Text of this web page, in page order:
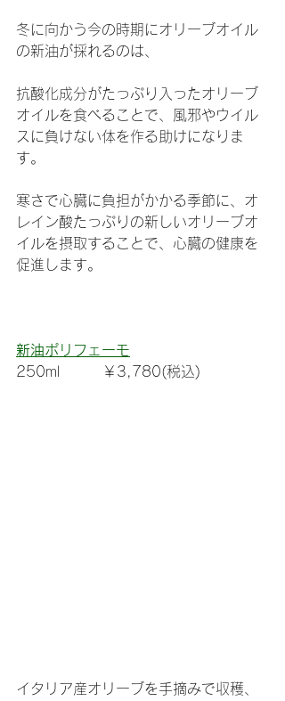
冬に向かう今の時期にオリーブオイル
の新油が採れるのは、
抗酸化成分がたっぷり入ったオリーブ
オイルを食べることで、風邪やウイル
スに負けない体を作る助けになりま
す。
寒さで心臓に負担がかかる季節に、オ
レイン酸たっぷりの新しいオリーブオ
イルを摂取することで、心臓の健康を
促進します。
新油ポリフェーモ
250ml　　　￥3,780(税込)
イタリア産オリーブを手摘みで収穫、